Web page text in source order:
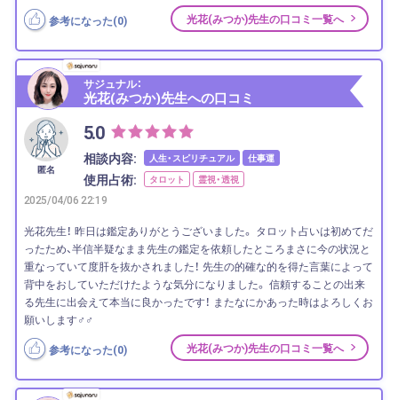
参考になった(0) 光花(みつか)先生の口コミ一覧へ
サジュナル：
光花(みつか)先生への口コミ
匿名
5.0
相談内容: 人生・スピリチュアル 仕事運
使用占術: タロット 霊視・透視
2025/04/06 22:19
光花先生！ 昨日は鑑定ありがとうございました。 タロット占いは初めてだ
ったため、半信半疑なまま先生の鑑定を依頼したところまさに今の状況と
重なっていて度肝を抜かされました！ 先生の的確な的を得た言葉によって
背中をおしていただけたような気分になりました。 信頼することの出来
る先生に出会えて本当に良かったです！ またなにかあった時はよろしくお
願いします‍♂️‍♂️
参考になった(0) 光花(みつか)先生の口コミ一覧へ